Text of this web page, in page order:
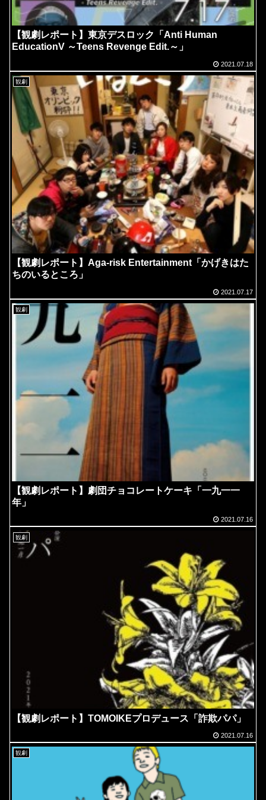
【観劇レポート】東京デスロック「Anti Human
EducationV ～Teens Revenge Edit.～」
2021.07.18
観劇
【観劇レポート】Aga-risk Entertainment「かげきはた
ちのいるところ」
2021.07.17
観劇
【観劇レポート】劇団チョコレートケーキ「一九一一
年」
2021.07.16
観劇
【観劇レポート】TOMOIKEプロデュース「詐欺パパ」
2021.07.16
観劇